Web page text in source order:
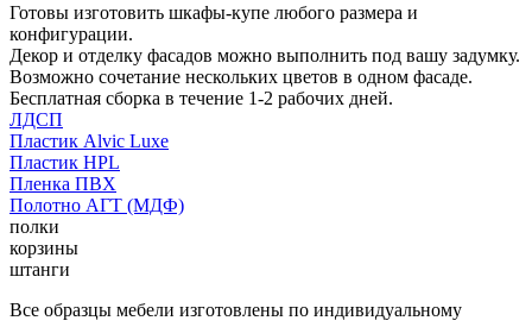
Готовы изготовить шкафы-купе любого размера и
конфигурации.
Декор и отделку фасадов можно выполнить под вашу задумку.
Возможно сочетание нескольких цветов в одном фасаде.
Бесплатная сборка в течение 1-2 рабочих дней.
ЛДСП
Пластик Alvic Luxe
Пластик HPL
Пленка ПВХ
Полотно АГТ (МДФ)
полки
корзины
штанги
Все образцы мебели изготовлены по индивидуальному